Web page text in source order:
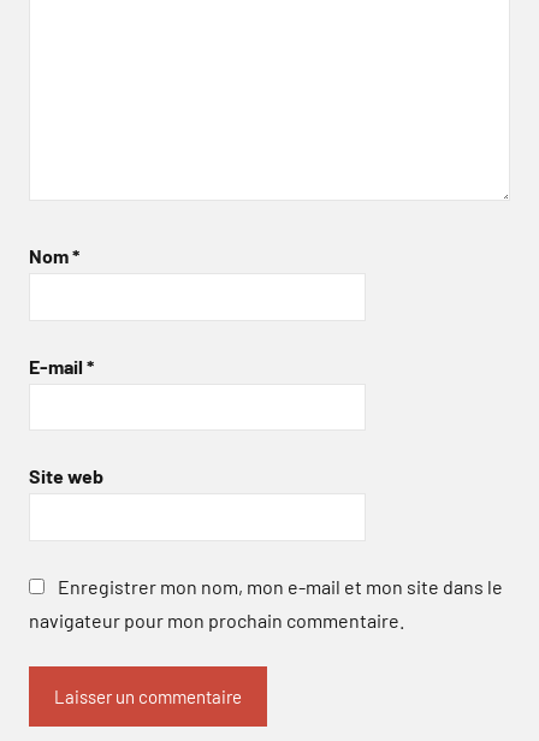
Nom*
E-mail *
Site web
Enregistrer mon nom, mon e-mail et mon site dans le
navigateur pour mon prochain commentaire.